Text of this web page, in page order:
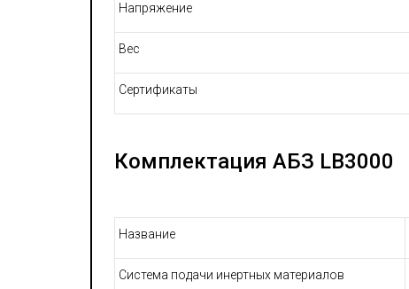
Напряжение
Вес
Сертификаты
Комплектация АБЗ LB3000
Название
Система подачи инертных материалов